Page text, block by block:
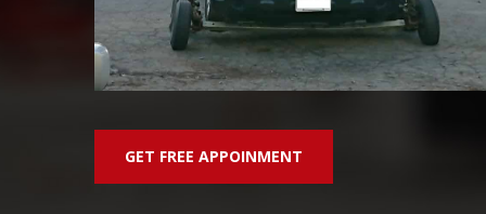
GET FREE APPOINMENT